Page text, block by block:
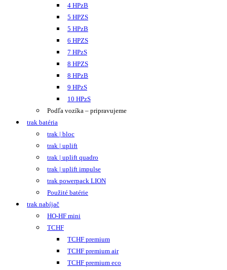
4 HPzB
5 HPZS
5 HPzB
6 HPZS
7 HPzS
8 HPZS
8 HPzB
9 HPzS
10 HPzS
Podľa vozíka – pripravujeme
trak batéria
trak | bloc
trak | uplift
trak | uplift quadro
trak | uplift impulse
trak powerpack LION
Použité batérie
trak nabíjač
HO-HF mini
TCHF
TCHF premium
TCHF premium air
TCHF premium eco